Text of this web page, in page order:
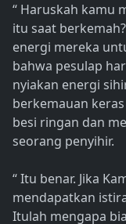
“ Haruskah kamu
itu saat
energi mereka
bahwa pesulap
nyiakan energi
berkemauan
besi ringan dan
seorang penyihir.
“ Itu benar. Jika
mendapatkan
Itulah mengapa